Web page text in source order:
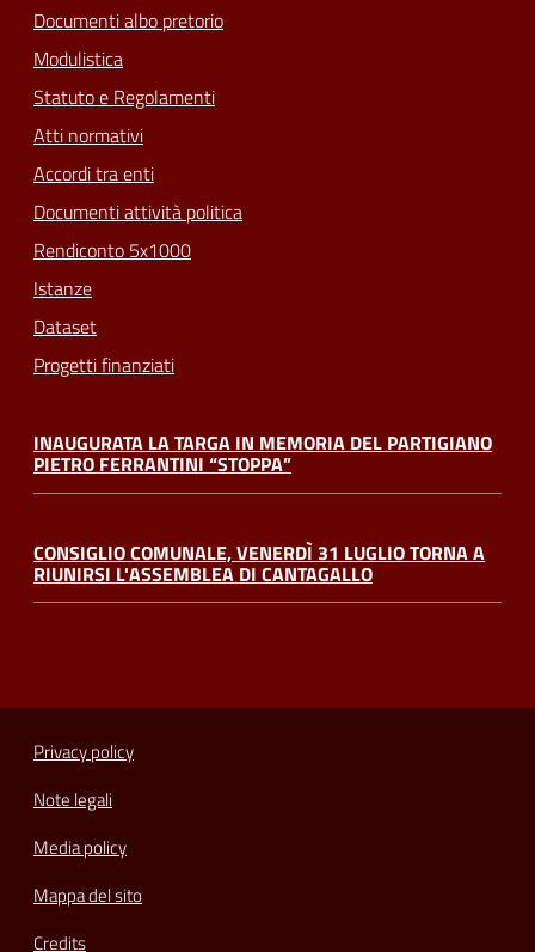
Documenti albo pretorio
Modulistica
Statuto e Regolamenti
Atti normativi
Accordi tra enti
Documenti attività politica
Rendiconto 5x1000
Istanze
Dataset
Progetti finanziati
INAUGURATA LA TARGA IN MEMORIA DEL PARTIGIANO
PIETRO FERRANTINI “STOPPA”
CONSIGLIO COMUNALE, VENERDÌ 31 LUGLIO TORNA A
RIUNIRSI L'ASSEMBLEA DI CANTAGALLO
Privacy policy
Note legali
Media policy
Mappa del sito
Credits